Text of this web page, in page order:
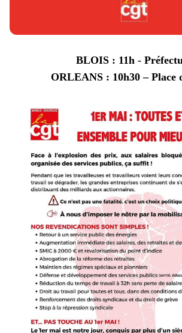
BLOIS : 11h -
ORLEANS : 10h30 – Place